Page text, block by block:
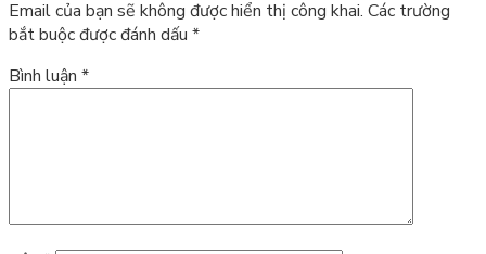
Email của bạn sẽ không được hiển thị công khai. Các trường
bắt buộc được đánh dấu *
Bình luận *